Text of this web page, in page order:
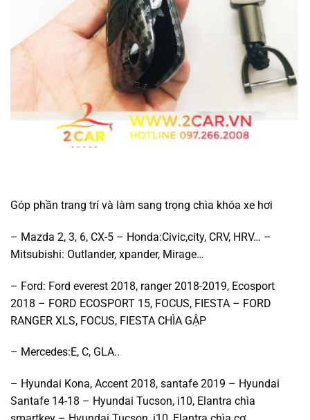
Góp phần trang trí và làm sang trọng chìa khóa xe hơi
– Mazda 2, 3, 6, CX-5 – Honda:Civic,city, CRV, HRV… –
Mitsubishi: Outlander, xpander, Mirage…
– Ford: Ford everest 2018, ranger 2018-2019, Ecosport
2018 – FORD ECOSPORT 15, FOCUS, FIESTA – FORD
RANGER XLS, FOCUS, FIESTA CHÌA GẬP
– Mercedes:E, C, GLA..
– Hyundai Kona, Accent 2018, santafe 2019 – Hyundai
Santafe 14-18 – Hyundai Tucson, i10, Elantra chìa